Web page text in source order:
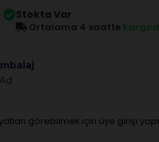
Stokta Var
Ortalama 4 saatte
görebilmek için üye girişi